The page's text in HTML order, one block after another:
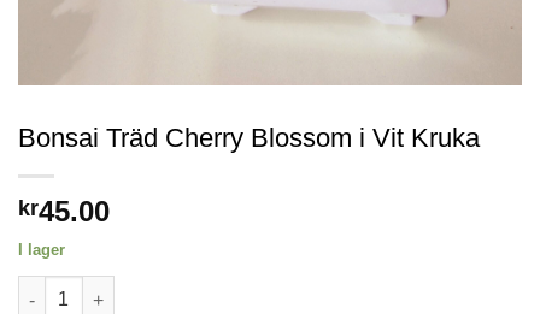
Bonsai Träd Cherry Blossom i Vit Kruka
kr45.00
I lager
Bonsai Träd Cherry Blossom i Vit Kruka mängd